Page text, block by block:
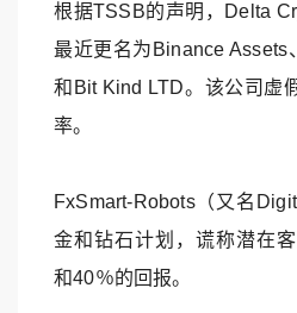
根据TSSB的声明，Delta
最近更名为Binance Assets
和Bit Kind LTD。该公司虚
率。
FxSmart-Robots（又名
金和钻石计划，谎称潜在
和40％的回报。